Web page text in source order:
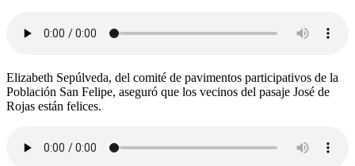
Elizabeth Sepúlveda, del comité de pavimentos participativos de la
Población San Felipe, aseguró que los vecinos del pasaje José de
Rojas están felices.